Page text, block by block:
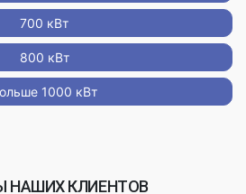
700 кВт
800 кВт
1000 кВт
НАШИХ КЛИЕНТОВ